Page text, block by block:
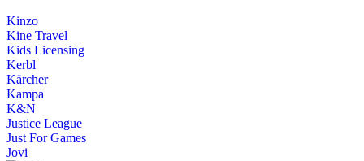
Kinzo
Kine Travel
Kids Licensing
Kerbl
Kärcher
Kampa
K&N
Justice League
Just For Games
Jovi